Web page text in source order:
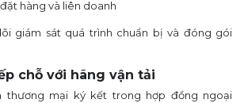
hàng và liên doanh
giám sát quá trình chuẩn bị và đóng gói
chỗ với hãng vận tải
thương mại ký kết trong hợp đồng ngoại